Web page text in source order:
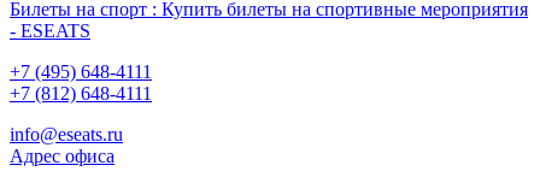
Билеты на спорт : Купить билеты на спортивные мероприятия
- ESEATS
+7 (495) 648-4111
+7 (812) 648-4111
info@eseats.ru
Адрес офиса